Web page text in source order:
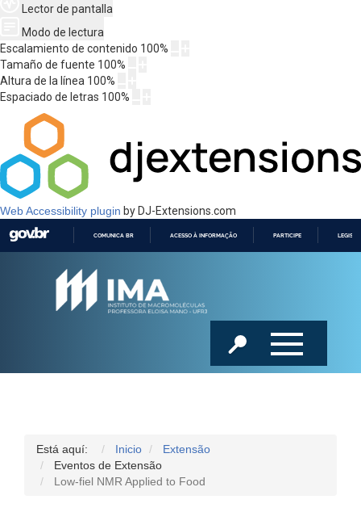
Lector de pantalla
Modo de lectura
Escalamiento de contenido 100%
Tamaño de fuente 100%
Altura de la línea 100%
Espaciado de letras 100%
Web Accessibility plugin by DJ-Extensions.com
COMUNICA BR ACESSO À INFORMAÇÃO PARTICIPE
Está aquí: Inicio
Extensão
Eventos de Extensão
Low-fiel NMR Applied to Food